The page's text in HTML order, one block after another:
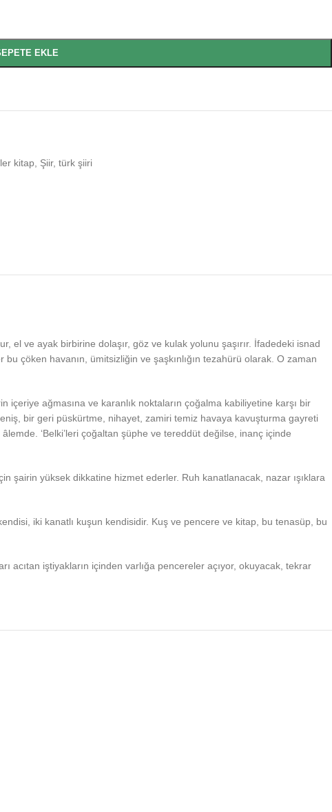
EKLE
kitap Şiir, türk şiiri
el ve ayak birbirine dolaşır, göz ve kulak yolunu şaşırır. İfadedeki isnad
çöken havanın, ümitsizliğin ve şaşkınlığın tezahürü olarak. O zaman
ağmasına ve karanlık noktaların çoğalma kabiliyetine karşı bir
bir geri püskürtme, nihayet, zamiri temiz havaya kavuşturma gayreti
‘Belki’leri çoğaltan şüphe ve tereddüt değilse, inanç içinde
şairin yüksek dikkatine hizmet ederler. Ruh kanatlanacak, nazar ışıklara
iki kanatlı kuşun kendisidir. Kuş ve pencere ve kitap, bu tenasüp, bu
iştiyakların içinden varlığa pencereler açıyor, okuyacak, tekrar